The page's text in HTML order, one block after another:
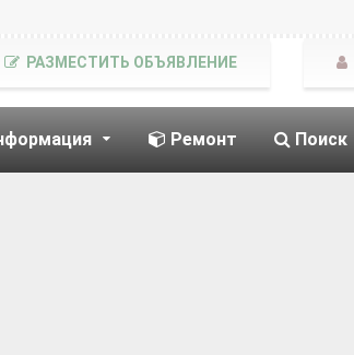
Ремонт Поиск
РАЗМЕСТИТЬ ОБЪЯВЛЕНИЕ